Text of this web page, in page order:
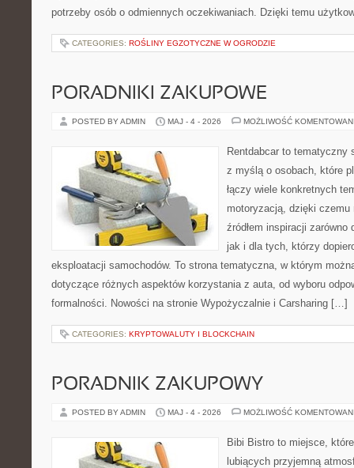
potrzeby osób o odmiennych oczekiwaniach. Dzięki temu
CATEGORIES: ROŚLINY EGZOTYCZNE W OGRODZIE
PORADNIKI ZAKUPOWE
POSTED BY ADMIN MAJ - 4 - 2026 MOŻLIWOŚĆ
Rentdabcar to tematyczny
z myślą o osobach, które
łączy wiele konkretnych
motoryzacją, dzięki
źródłem inspiracji zarówno
jak i dla tych, którzy
eksploatacji samochodów. To strona tematyczna, w którym
dotyczące różnych aspektów korzystania z auta, od wyboru
formalności. Nowości na stronie Wypożyczalnie i Carsharing […]
CATEGORIES: KRYPTOWALUTY I BLOCKCHAIN
PORADNIK ZAKUPOWY
POSTED BY ADMIN MAJ - 4 - 2026 MOŻLIWOŚĆ
Bibi Bistro to miejsce,
lubiących przyjemną